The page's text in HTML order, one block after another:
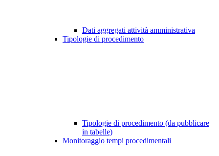
Dati aggregati attività amministrativa
Tipologie di procedimento
Tipologie di procedimento (da pubblicare
in tabelle)
Monitoraggio tempi procedimentali